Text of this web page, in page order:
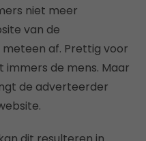
niet meer
van de
af. Prettig voor
immers de mens. Maar
de adverteerder